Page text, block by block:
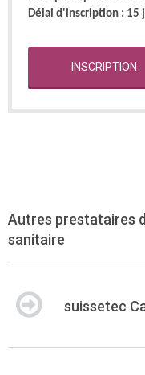
Délai d'inscription : 15
INSCRIPTION
Autres prestataires
sanitaire
suissetec